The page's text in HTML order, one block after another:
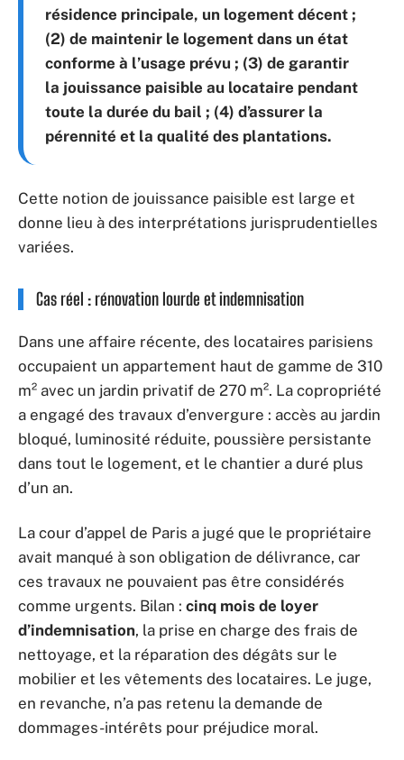
résidence principale, un logement décent ;
(2) de maintenir le logement dans un état
conforme à l’usage prévu ; (3) de garantir
la jouissance paisible au locataire pendant
toute la durée du bail ; (4) d’assurer la
pérennité et la qualité des plantations.
Cette notion de jouissance paisible est large et
donne lieu à des interprétations jurisprudentielles
variées.
Cas réel : rénovation lourde et indemnisation
Dans une affaire récente, des locataires parisiens
occupaient un appartement haut de gamme de 310
m² avec un jardin privatif de 270 m². La copropriété
a engagé des travaux d’envergure : accès au jardin
bloqué, luminosité réduite, poussière persistante
dans tout le logement, et le chantier a duré plus
d’un an.
La cour d’appel de Paris a jugé que le propriétaire
avait manqué à son obligation de délivrance, car
ces travaux ne pouvaient pas être considérés
comme urgents. Bilan : cinq mois de loyer
d’indemnisation, la prise en charge des frais de
nettoyage, et la réparation des dégâts sur le
mobilier et les vêtements des locataires. Le juge,
en revanche, n’a pas retenu la demande de
dommages-intérêts pour préjudice moral.